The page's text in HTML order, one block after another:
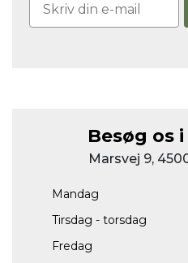
Besøg os
Marsvej 9,
Mandag
Tirsdag - torsdag
Fredag